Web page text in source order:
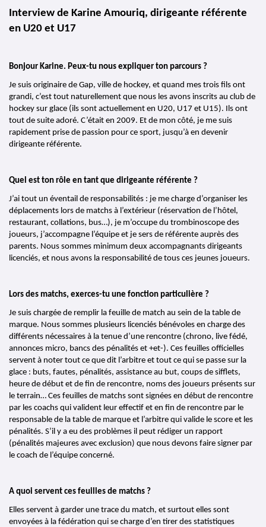
Interview de Karine Amouriq, dirigeante référente
en U20 et U17
Bonjour Karine. Peux-tu nous expliquer ton parcours ?
Je suis originaire de Gap, ville de hockey, et quand mes trois fils ont
grandi, c’est tout naturellement que nous les avons inscrits au club de
hockey sur glace (ils sont actuellement en U20, U17 et U15). Ils ont
tout de suite adoré. C’était en 2009. Et de mon côté, je me suis
rapidement prise de passion pour ce sport, jusqu’à en devenir
dirigeante référente.
Quel est ton rôle en tant que dirigeante référente ?
J’ai tout un éventail de responsabilités : je me charge d’organiser les
déplacements lors de matchs à l’extérieur (réservation de l’hôtel,
restaurant, collations, bus…), je m’occupe du trombinoscope des
joueurs, j’accompagne l’équipe et je sers de référente auprès des
parents. Nous sommes minimum deux accompagnants dirigeants
licenciés, et nous avons la responsabilité de tous ces jeunes joueurs.
Lors des matchs, exerces-tu une fonction particulière ?
Je suis chargée de remplir la feuille de match au sein de la table de
marque. Nous sommes plusieurs licenciés bénévoles en charge des
différents nécessaires à la tenue d’une rencontre (chrono, live fédé,
annonces micro, bancs des pénalités et +et-). Ces feuilles officielles
servent à noter tout ce que dit l’arbitre et tout ce qui se passe sur la
glace : buts, fautes, pénalités, assistance au but, coups de sifflets,
heure de début et de fin de rencontre, noms des joueurs présents sur
le terrain… Ces feuilles de matchs sont signées en début de rencontre
par les coachs qui valident leur effectif et en fin de rencontre par le
responsable de la table de marque et l’arbitre qui valide le score et les
pénalités. S’il y a eu des problèmes il peut rédiger un rapport
(pénalités majeures avec exclusion) que nous devons faire signer par
le coach de l’équipe concerné.
A quoi servent ces feuilles de matchs ?
Elles servent à garder une trace du match, et surtout elles sont
envoyées à la fédération qui se charge d’en tirer des statistiques